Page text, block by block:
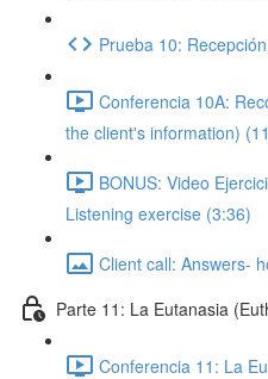
Prueba 10:
Conferencia 10A:
the client's information)
BONUS: Video
Listening exercise (3:36)
Client call: Answers-
Parte 11: La Eutanasia
Conferencia 11: La